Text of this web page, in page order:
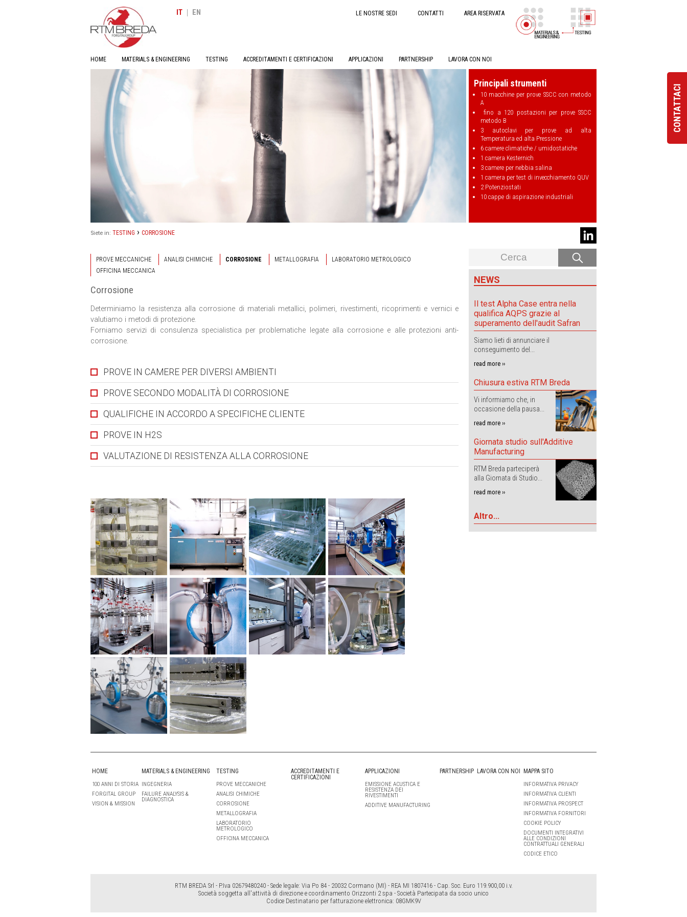
CONTATTACI
IT | EN LE NOSTRE SEDI CONTATTI AREA RISERVATA
HOME MATERIALS & ENGINEERING TESTING ACCREDITAMENTI E CERTIFICAZIONI APPLICAZIONI PARTNERSHIP LAVORA CON NOI
Principali strumenti
10 macchine per prove SSCC con metodo
A
fino a 120 postazioni per prove SSCC
metodo B
3 autoclavi per prove ad alta
Temperatura ed alta Pressione
6 camere climatiche / umidostatiche
1 camera Kesternich
3 camere per nebbia salina
1 camera per test di invecchiamento QUV
2 Potenziostati
10 cappe di aspirazione industriali
Siete in: TESTING › CORROSIONE
PROVE MECCANICHE ANALISI CHIMICHE CORROSIONE METALLOGRAFIA
LABORATORIO METROLOGICO
OFFICINA MECCANICA
Corrosione
Determiniamo la resistenza alla corrosione di materiali metallici, polimeri, rivestimenti, ricoprimenti e vernici e
valutiamo i metodi di protezione.
Forniamo servizi di consulenza specialistica per problematiche legate alla corrosione e alle protezioni anti-
corrosione.
PROVE IN CAMERE PER DIVERSI AMBIENTI
PROVE SECONDO MODALITÀ DI CORROSIONE
QUALIFICHE IN ACCORDO A SPECIFICHE CLIENTE
PROVE IN H2S
VALUTAZIONE DI RESISTENZA ALLA CORROSIONE
NEWS
Il test Alpha Case entra nella
qualifica AQPS grazie al
superamento dell'audit Safran
Siamo lieti di annunciare il
conseguimento del...
read more ››
Chiusura estiva RTM Breda
Vi informiamo che, in
occasione della pausa...
read more ››
Giornata studio sull'Additive
Manufacturing
RTM Breda parteciperà
alla Giornata di Studio...
read more ››
Altro...
HOME
100 ANNI DI STORIA
FORGITAL GROUP
VISION & MISSION
MATERIALS & ENGINEERING
INGEGNERIA
FAILURE ANALYSIS &
DIAGNOSTICA
TESTING
PROVE MECCANICHE
ANALISI CHIMICHE
CORROSIONE
METALLOGRAFIA
LABORATORIO
METROLOGICO
OFFICINA MECCANICA
ACCREDITAMENTI E
CERTIFICAZIONI
APPLICAZIONI
EMISSIONE ACUSTICA E
RESISTENZA DEI
RIVESTIMENTI
ADDITIVE MANUFACTURING
PARTNERSHIP LAVORA CON NOI MAPPA SITO
INFORMATIVA PRIVACY
INFORMATIVA CLIENTI
INFORMATIVA PROSPECT
INFORMATIVA FORNITORI
COOKIE POLICY
DOCUMENTI INTEGRATIVI
ALLE CONDIZIONI
CONTRATTUALI GENERALI
CODICE ETICO
RTM BREDA Srl - P.Iva 02679480240 - Sede legale: Via Po 84 - 20032 Cormano (MI) - REA MI 1807416 - Cap. Soc. Euro 119.900,00 i.v.
Società soggetta all'attività di direzione e coordinamento Orizzonti 2 spa - Società Partecipata da socio unico
Codice Destinatario per fatturazione elettronica: 08GMK9V